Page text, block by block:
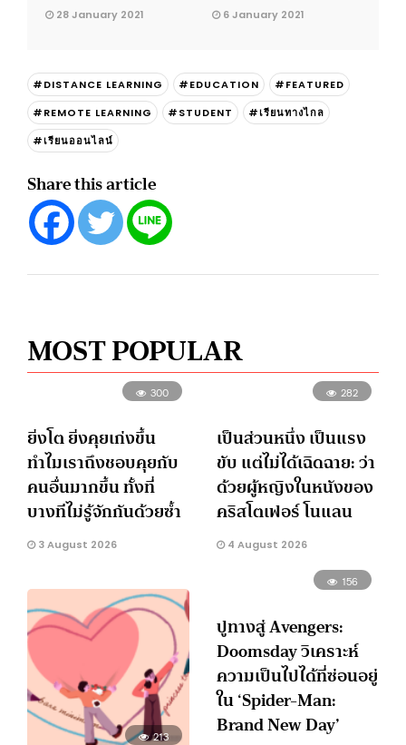
28 January 2021 6 January 2021
#DISTANCE LEARNING #EDUCATION
#FEATURED
#REMOTE LEARNING
#STUDENT
#เรียนทางไกล
#เรียนออนไลน์
Share this article
MOST POPULAR
300
ยิ่งโต ยิ่งคุยเก่งขึ้น
ทำไมเราถึงชอบคุยกับ
คนอื่นมากขึ้น ทั้งที่
บางทีไม่รู้จักกันด้วยซ้ำ
3 August 2026
282
เป็นส่วนหนึ่ง เป็นแรง
ขับ แต่ไม่ได้เฉิดฉาย: ว่า
ด้วยผู้หญิงในหนังของ
คริสโตเฟอร์ โนแลน
4 August 2026
213
156
ปูทางสู่ Avengers:
Doomsday วิเคราะห์
ความเป็นไปได้ที่ซ่อนอยู่
ใน ‘Spider-Man:
Brand New Day’